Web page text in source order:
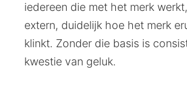
iedereen die met het merk
extern, duidelijk hoe het merk
klinkt. Zonder die basis is
kwestie van geluk.